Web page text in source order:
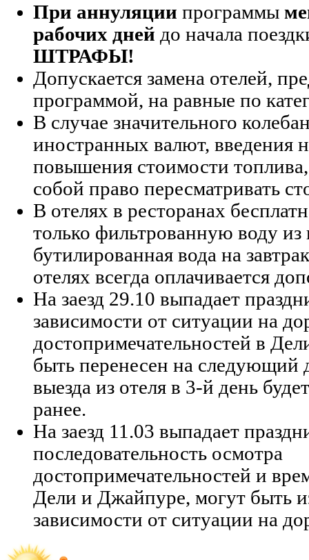
При аннуляции программы
рабочих дней до начала
ШТРАФЫ!
Допускается замена отелей,
программой, на равные по
В случае значительного
иностранных валют, введения
повышения стоимости
собой право пересматривать
В отелях в ресторанах
только фильтрованную воду
бутилированная вода на
отелях всегда оплачивается
На заезд 29.10 выпадает
зависимости от ситуации на
достопримечательностей в
быть перенесен на следующий
выезда из отеля в 3-й день
ранее.
На заезд 11.03 выпадает
последовательность осмотра
достопримечательностей и
Дели и Джайпуре, могут быть
зависимости от ситуации на